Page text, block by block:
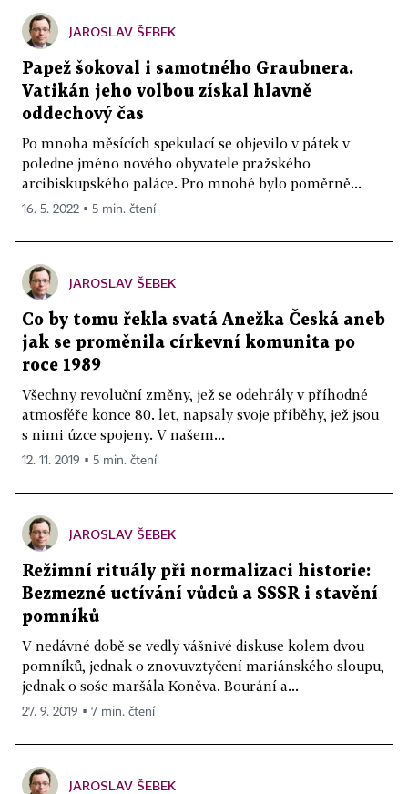
JAROSLAV ŠEBEK
Papež šokoval i samotného Graubnera.
Vatikán jeho volbou získal hlavně
oddechový čas
Po mnoha měsících spekulací se objevilo v pátek v
poledne jméno nového obyvatele pražského
arcibiskupského paláce. Pro mnohé bylo poměrně...
16. 5. 2022 ▪ 5 min. čtení
JAROSLAV ŠEBEK
Co by tomu řekla svatá Anežka Česká aneb
jak se proměnila církevní komunita po
roce 1989
Všechny revoluční změny, jež se odehrály v příhodné
atmosféře konce 80. let, napsaly svoje příběhy, jež jsou
s nimi úzce spojeny. V našem...
12. 11. 2019 ▪ 5 min. čtení
JAROSLAV ŠEBEK
Režimní rituály při normalizaci historie:
Bezmezné uctívání vůdců a SSSR i stavění
pomníků
V nedávné době se vedly vášnivé diskuse kolem dvou
pomníků, jednak o znovuvztyčení ma­riánského sloupu,
jednak o soše maršála Koněva. Bourání a...
27. 9. 2019 ▪ 7 min. čtení
JAROSLAV ŠEBEK